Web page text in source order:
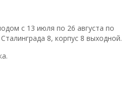
с 13 июля по 26 августа по
8, корпус 8 выходной.